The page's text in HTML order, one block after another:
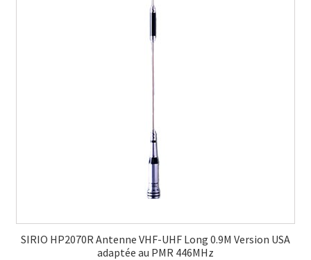
SIRIO HP2070R Antenne VHF-UHF Long 0.9M Version USA
adaptée au PMR 446MHz